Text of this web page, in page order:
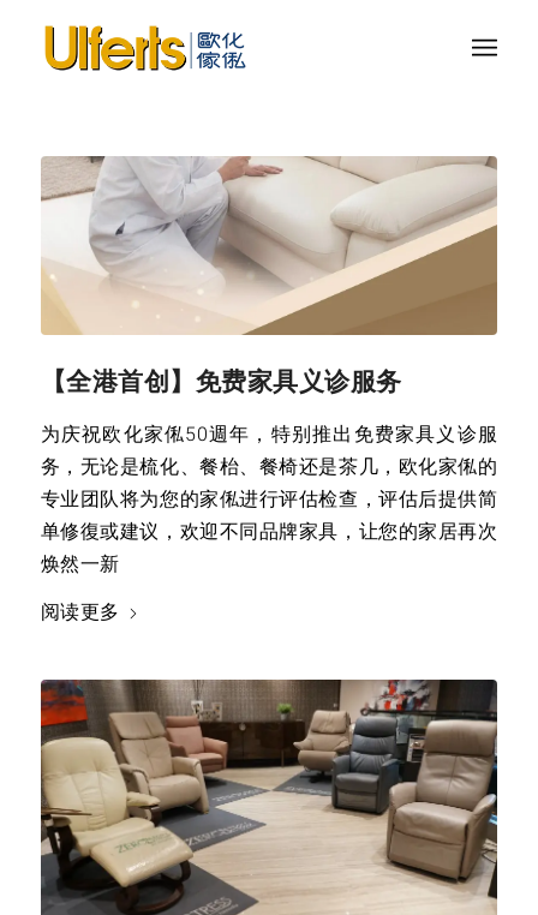
【全港首创】免费家具义诊服务
为庆祝欧化家俬50週年，特别推出免费家具义诊服
务，无论是梳化、餐枱、餐椅还是茶几，欧化家俬的
专业团队将为您的家俬进行评估检查，评估后提供简
单修復或建议，欢迎不同品牌家具，让您的家居再次
焕然一新
阅读更多